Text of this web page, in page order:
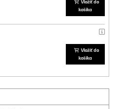
Vložiť do
košíka
Vložiť do
košíka